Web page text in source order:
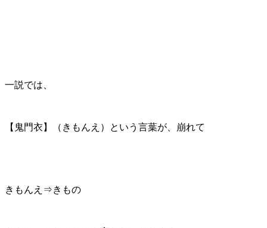
一説では、
【鬼門衣】（きもんえ）という言葉が、崩れて
きもんえ⇒きもの